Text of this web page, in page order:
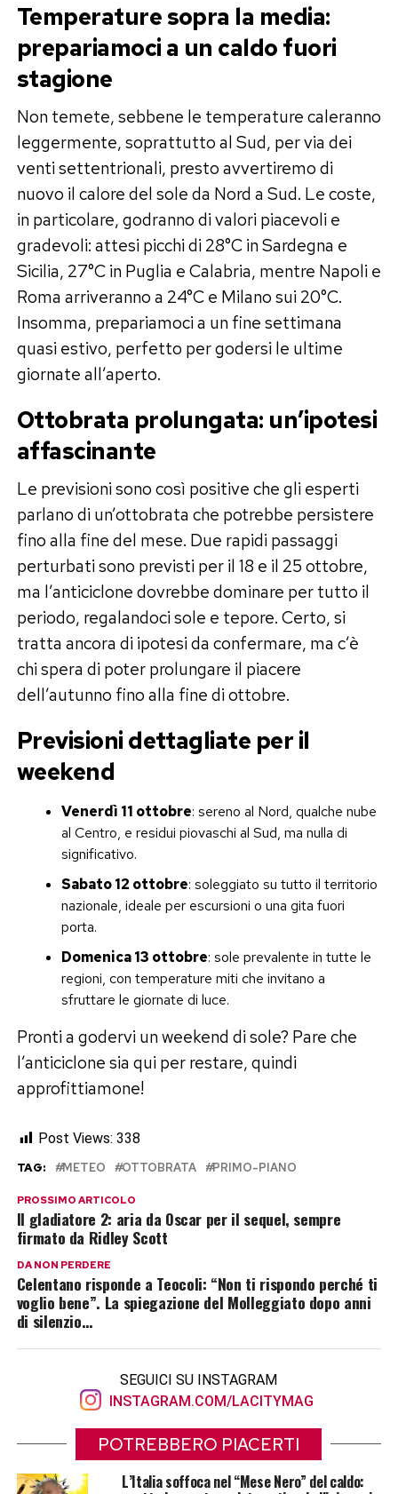
Temperature sopra la media:
prepariamoci a un caldo fuori
stagione
Non temete, sebbene le temperature caleranno
leggermente, soprattutto al Sud, per via dei
venti settentrionali, presto avvertiremo di
nuovo il calore del sole da Nord a Sud. Le coste,
in particolare, godranno di valori piacevoli e
gradevoli: attesi picchi di 28°C in Sardegna e
Sicilia, 27°C in Puglia e Calabria, mentre Napoli e
Roma arriveranno a 24°C e Milano sui 20°C.
Insomma, prepariamoci a un fine settimana
quasi estivo, perfetto per godersi le ultime
giornate all’aperto.
Ottobrata prolungata: un’ipotesi
affascinante
Le previsioni sono così positive che gli esperti
parlano di un’ottobrata che potrebbe persistere
fino alla fine del mese. Due rapidi passaggi
perturbati sono previsti per il 18 e il 25 ottobre,
ma l’anticiclone dovrebbe dominare per tutto il
periodo, regalandoci sole e tepore. Certo, si
tratta ancora di ipotesi da confermare, ma c’è
chi spera di poter prolungare il piacere
dell’autunno fino alla fine di ottobre.
Previsioni dettagliate per il
weekend
Venerdì 11 ottobre: sereno al Nord, qualche nube
al Centro, e residui piovaschi al Sud, ma nulla di
significativo.
Sabato 12 ottobre: soleggiato su tutto il territorio
nazionale, ideale per escursioni o una gita fuori
porta.
Domenica 13 ottobre: sole prevalente in tutte le
regioni, con temperature miti che invitano a
sfruttare le giornate di luce.
Pronti a godervi un weekend di sole? Pare che
l’anticiclone sia qui per restare, quindi
approfittiamone!
Post Views: 338
TAG: METEO OTTOBRATA PRIMO-PIANO
PROSSIMO ARTICOLO
Il gladiatore 2: aria da Oscar per il sequel, sempre
firmato da Ridley Scott
DA NON PERDERE
Celentano risponde a Teocoli: “Non ti rispondo perché ti
voglio bene”. La spiegazione del Molleggiato dopo anni
di silenzio…
SEGUICI SU INSTAGRAM
INSTAGRAM.COM/LACITYMAG
POTREBBERO PIACERTI
L’Italia soffoca nel “Mese Nero” del caldo: